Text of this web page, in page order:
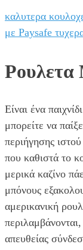
καλυτερα
με Paysafe
Ρουλετα
Είναι ένα
μπορείτε να
περιήγησης
που καθιστά το
μερικά καζίνο
μπόνους
αμερικανική
περιλαμβάνονται,
απευθείας